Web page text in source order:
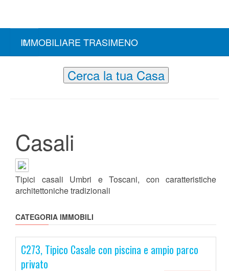
IMMOBILIARE TRASIMENO
Cerca la tua Casa
Casali
Tipici casali Umbri e Toscani, con caratteristiche
architettoniche tradizionali
CATEGORIA IMMOBILI
C273, Tipico Casale con piscina e ampio parco
privato